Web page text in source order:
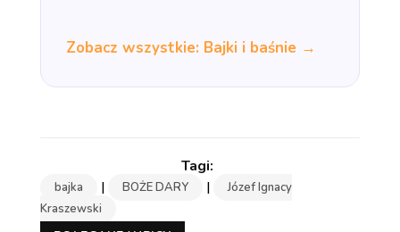
Zobacz wszystkie: Bajki i baśnie →
bajka | BOŻE DARY |
Józef Ignacy
Kraszewski